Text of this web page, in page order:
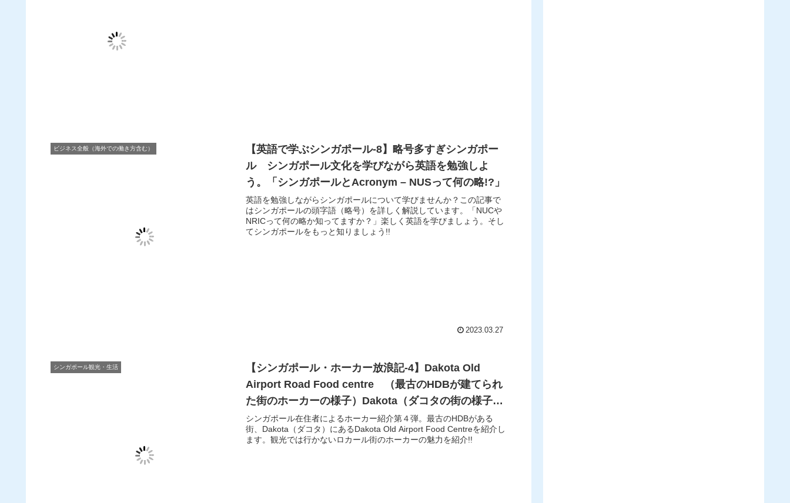
ビジネス全般（海外での働き方含む）
【英語で学ぶシンガポール-8】略号多すぎシンガポー
ル シンガポール文化を学びながら英語を勉強しよ
う。「シンガポールとAcronym – NUSって何の略!?」
英語を勉強しながらシンガポールについて学びませんか？この記事で
はシンガポールの頭字語（略号）を詳しく解説しています。「NUCや
NRICって何の略か知ってますか？」楽しく英語を学びましょう。そし
てシンガポールをもっと知りましょう!!
2023.03.27
シンガポール観光・生活
【シンガポール・ホーカー放浪記-4】Dakota Old
Airport Road Food centre （最古のHDBが建てられ
た街のホーカーの様子）Dakota（ダコタの街の様子を
知りたい方にもおすすめ‼）
シンガポール在住者によるホーカー紹介第４弾。最古のHDBがある
街、Dakota（ダコタ）にあるDakota Old Airport Food Centreを紹介し
ます。観光では行かないロカール街のホーカーの魅力を紹介!!